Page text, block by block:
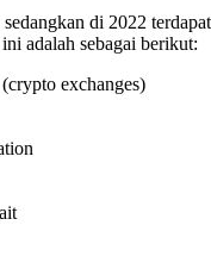
di 2022
adalah sebagai berikut:
exchanges)